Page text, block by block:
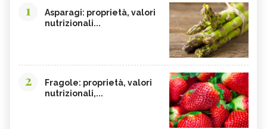
1
Asparagi: proprietà, valori
nutrizionali...
2
Fragole: proprietà, valori
nutrizionali,...